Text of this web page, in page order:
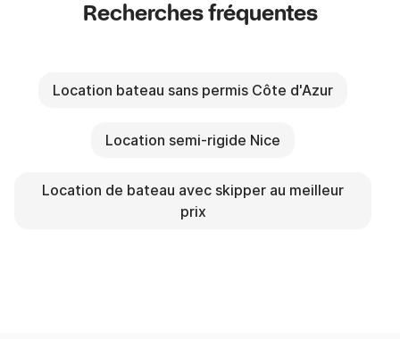
Recherches fréquentes
Location bateau sans permis Côte d'Azur
Location semi-rigide Nice
Location de bateau avec skipper au meilleur
prix